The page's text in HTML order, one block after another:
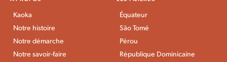
Kaoka
Notre histoire
Notre démarche
Notre savoir-faire
Équateur
São Tomé
Pérou
République Dominicaine